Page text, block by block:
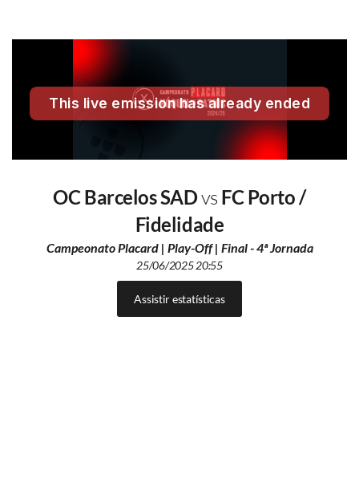
OC Barcelos SADvs FC Porto /
Fidelidade
Campeonato Placard | Play-Off | Final - 4ª Jornada
25/06/2025 20:55
Assistir estatísticas